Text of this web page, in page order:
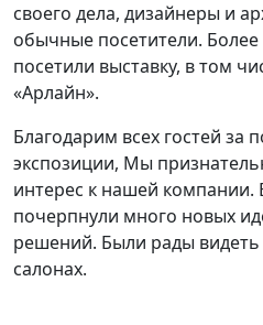
своего дела, дизайнеры и
обычные посетители.
посетили выставку, в том
«Арлайн».
Благодарим всех гостей за
экспозиции, Мы
интерес к нашей
почерпнули много новых
решений. Были рады
салонах.